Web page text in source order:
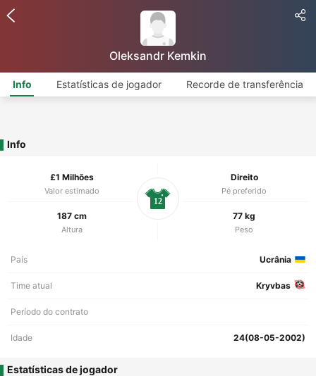
Oleksandr Kemkin
Info Estatísticas de jogador Recorde de transferência
Info
£1 Milhões
Valor estimado
Direito
Pé preferido
187 cm
Altura
77 kg
Peso
12
País Ucrânia
Time atual Kryvbas
Período do contrato
Idade 24(08-05-2002)
Estatísticas de jogador